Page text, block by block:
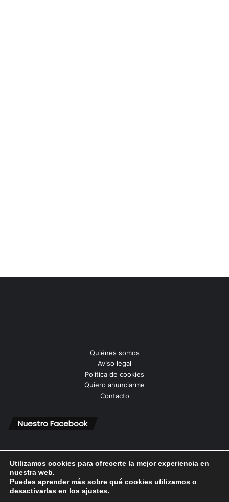
Quiénes somos
Aviso legal
Política de cookies
Quiero anunciarme
Contacto
Nuestro Facebook
© Copyright 2026, Todos los derechos reservados |
Utilizamos cookies para ofrecerte la mejor experiencia en
nuestra web.
Puedes aprender más sobre qué cookies utilizamos o
desactivarlas en los ajustes.